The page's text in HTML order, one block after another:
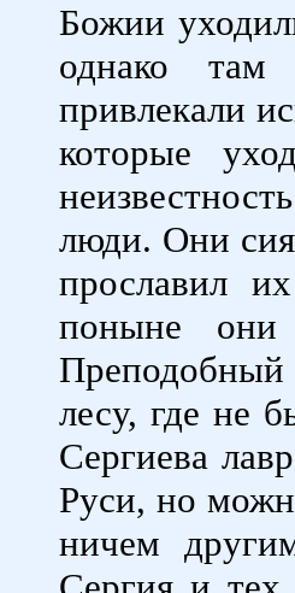
Божии
однако там
привлекали
которые
люди. Они
прославил
поныне они
Преподобный
лесу, где не
Сергиева
Руси, но
ничем